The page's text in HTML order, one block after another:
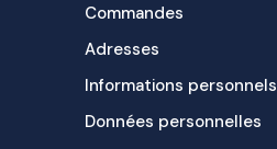
Commandes
Adresses
Informations personnels
Données personnelles